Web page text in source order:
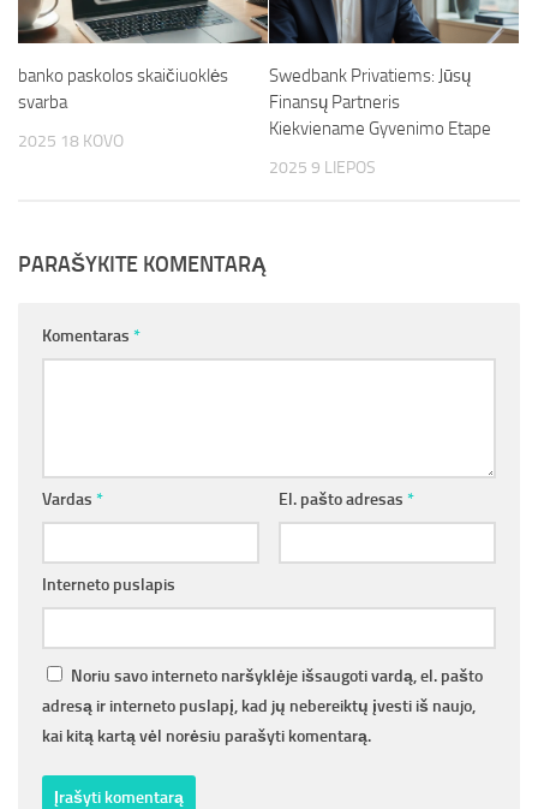
banko paskolos skaičiuoklės
svarba
2025 18 KOVO
Swedbank Privatiems: Jūsų
Finansų Partneris
Kiekviename Gyvenimo Etape
2025 9 LIEPOS
PARAŠYKITE KOMENTARĄ
Komentaras *
Vardas * El. pašto adresas *
Interneto puslapis
Noriu savo interneto naršyklėje išsaugoti vardą, el. pašto
adresą ir interneto puslapį, kad jų nebereiktų įvesti iš naujo,
kai kitą kartą vėl norėsiu parašyti komentarą.